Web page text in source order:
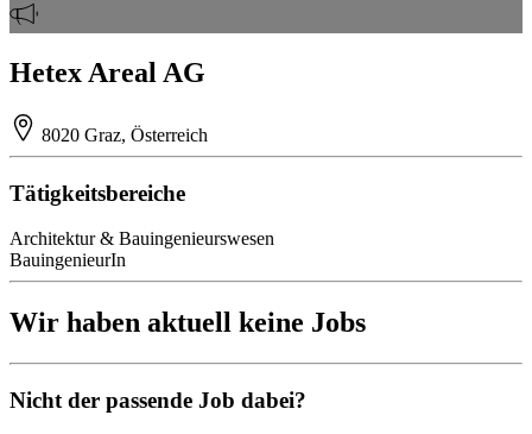
Hetex Areal AG
8020 Graz, Österreich
Tätigkeitsbereiche
Architektur & Bauingenieurswesen
BauingenieurIn
Wir haben aktuell keine Jobs
Nicht der passende Job dabei?